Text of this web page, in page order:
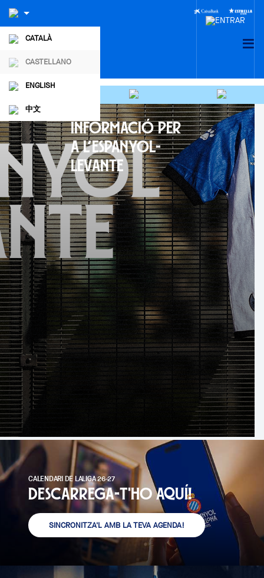
CATALÀ
CASTELLANO
ENGLISH
中文
INFORMACIÓ PER
A L’ESPANYOL-
LEVANTE
CALENDARI DE LALIGA 26-27
Descarrega-t'ho aquí!
SINCRONITZA'L AMB LA TEVA AGENDA!